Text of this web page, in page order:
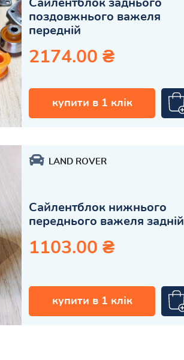
Сайлентблок заднього
поздовжнього важеля
передній
2174.00 ₴
купити в 1 клік
LAND ROVER
Сайлентблок нижнього
переднього важеля задній
1103.00 ₴
купити в 1 клік